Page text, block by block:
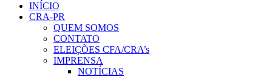
INÍCIO
CRA-PR
QUEM SOMOS
CONTATO
ELEIÇÕES CFA/CRA’s
IMPRENSA
NOTÍCIAS